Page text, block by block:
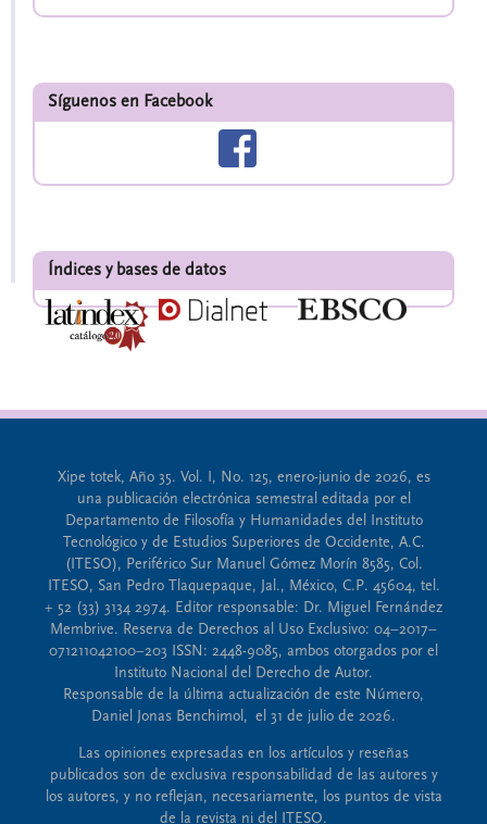
Síguenos en Facebook
Índices y bases de datos
Xipe totek, Año 35. Vol. I, No. 125, enero-junio de 2026, es
una publicación electrónica semestral editada por el
Departamento de Filosofía y Humanidades del Instituto
Tecnológico y de Estudios Superiores de Occidente, A.C.
(ITESO), Periférico Sur Manuel Gómez Morín 8585, Col.
ITESO, San Pedro Tlaquepaque, Jal., México, C.P. 45604, tel.
+ 52 (33) 3134 2974. Editor responsable: Dr. Miguel Fernández
Membrive. Reserva de Derechos al Uso Exclusivo: 04–2017–
071211042100–203 ISSN: 2448-9085, ambos otorgados por el
Instituto Nacional del Derecho de Autor.
Responsable de la última actualización de este Número,
Daniel Jonas Benchimol, el 31 de julio de 2026.
Las opiniones expresadas en los artículos y reseñas
publicados son de exclusiva responsabilidad de las autores y
los autores, y no reflejan, necesariamente, los puntos de vista
de la revista ni del ITESO.